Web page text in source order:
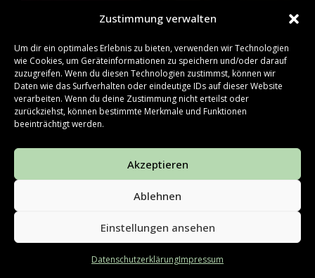
Zustimmung verwalten
Um dir ein optimales Erlebnis zu bieten, verwenden wir Technologien
wie Cookies, um Geräteinformationen zu speichern und/oder darauf
zuzugreifen. Wenn du diesen Technologien zustimmst, können wir
Daten wie das Surfverhalten oder eindeutige IDs auf dieser Website
verarbeiten. Wenn du deine Zustimmung nicht erteilst oder
zurückziehst, können bestimmte Merkmale und Funktionen
beeinträchtigt werden.
Akzeptieren
Ablehnen
Einstellungen ansehen
DatenschutzerklärungImpressum
Milena